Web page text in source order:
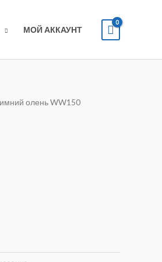
МОЙ АККАУНТ
олень WW150